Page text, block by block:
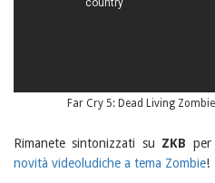
Far Cry 5: Dead Living
Rimanete sintonizzati su ZKB per
novità videoludiche a tema Zombie!